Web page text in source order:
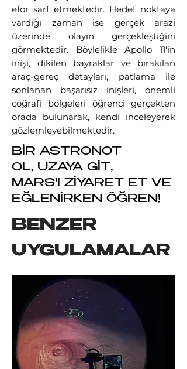
efor sarf etmektedir. Hedef noktaya
vardığı zaman ise gerçek arazi
üzerinde olayın gerçekleştiğini
görmektedir. Böylelikle Apollo 11'in
inişi, dikilen bayraklar ve bırakılan
araç-gereç detayları, patlama ile
sonlanan başarısız inişleri, önemli
coğrafi bölgeleri öğrenci gerçekten
orada bulunarak, kendi inceleyerek
gözlemleyebilmektedir.
BİR ASTRONOT
OL, UZAYA GİT,
MARS'I ZİYARET ET VE
EĞLENİRKEN ÖĞREN!
BENZER
UYGULAMALAR